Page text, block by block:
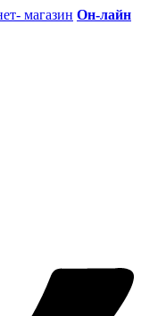
магазин Он-лайн